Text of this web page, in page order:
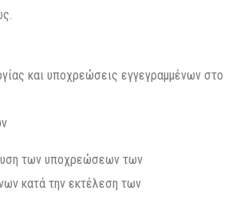
και υποχρεώσεις εγγεγραμμένων στο
των υποχρεώσεων των
κατά την εκτέλεση των